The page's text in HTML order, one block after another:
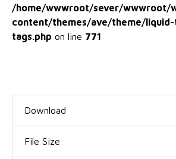
/home/wwwroot/sever/wwwroot/
content/themes/ave/theme/
tags.php on line 771
Download
File Size